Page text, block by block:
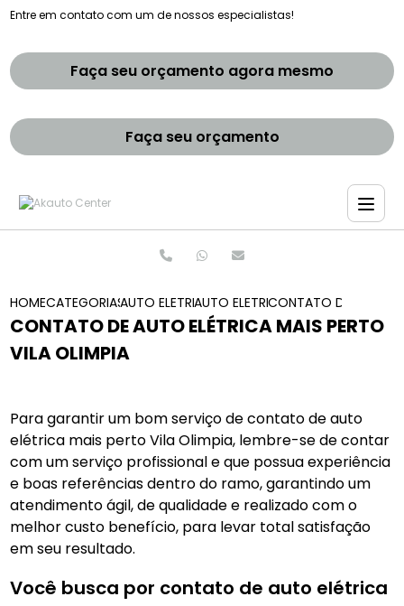
Entre em contato com um de nossos especialistas!
Faça seu orçamento agora mesmo
Faça seu orçamento
HOMECATEGORIASAUTO ELETRICASAUTO ELETRICA ZONA SUL
CONTATO DE AUTO
CONTATO DE AUTO ELÉTRICA MAIS PERTO
VILA OLIMPIA
Para garantir um bom serviço de contato de auto
elétrica mais perto Vila Olimpia, lembre-se de contar
com um serviço profissional e que possua experiência
e boas referências dentro do ramo, garantindo um
atendimento ágil, de qualidade e realizado com o
melhor custo benefício, para levar total satisfação
em seu resultado.
Você busca por contato de auto elétrica